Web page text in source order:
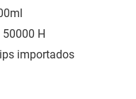
H
importados